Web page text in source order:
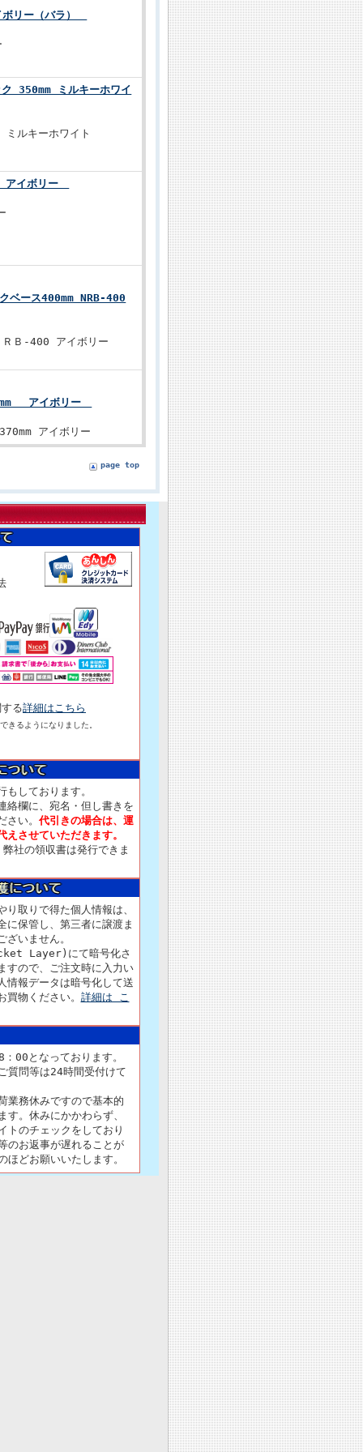
リー（バラ）
350mm ミルキーホワイ
ルキーホワイト
アイボリー
ース400mm NRB-400
Ｂ-400 アイボリー
アイボリー
アイボリー
page top
方法
る詳細はこちら
きるようになりました。
しております。
絡欄に、宛名・但し書きを
い。 代引きの場合は、運
させていただきます。
社の領収書は発行できま
取りで得た個人情報は、
に保管し、第三者に譲渡ま
いません。
Layer)にて暗号化さ
すので、ご注文時に入力い
情報データは暗号化して送
物ください。 詳細は こ
00となっております。
質問等は24時間受付けて
業務休みですので基本的
す。休みにかかわらず、
トのチェックをしており
のお返事が遅れることが
ほどお願いいたします。